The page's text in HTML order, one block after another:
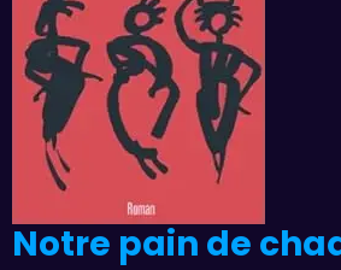
Notre pain de